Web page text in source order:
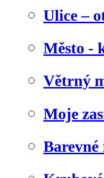
Ulice –
Město -
Větrný
Moje